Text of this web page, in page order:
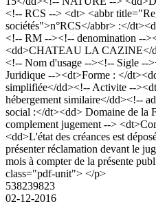
<!-- RCS --> <dt> <abbr
sociétés">n°RCS</abbr> :</
<!-- RM --><!-- denomination --
<dd>CHATEAU LA CAZINE</
<!-- Nom d'usage --><!-- Sigle --
Juridique --><dt>Forme : </
simplifiée</dd><!-- Activite --
hébergement similaire</dd><!--
social :</dt><dd> Domaine de la
complement jugement -->
<dd>L'état des créances est
présenter réclamation devant le
mois à compter de la présente
class="pdf-unit"> </p>
538239823
02-12-2016